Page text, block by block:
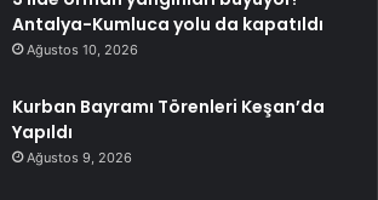
Antalya-Kumluca yolu da kapatıldı
Ağustos 10, 2026
Kurban Bayramı Törenleri Keşan’da
Yapıldı
Ağustos 9, 2026